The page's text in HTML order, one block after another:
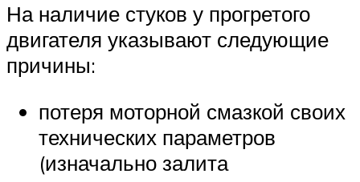
На наличие стуков у прогретого
двигателя указывают следующие
причины:
потеря моторной смазкой своих
технических параметров
(изначально залита